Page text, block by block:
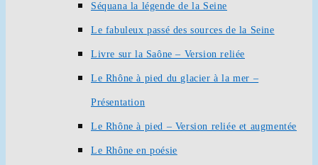
Séquana la légende de la Seine
Le fabuleux passé des sources de la Seine
Livre sur la Saône – Version reliée
Le Rhône à pied du glacier à la mer –
Présentation
Le Rhône à pied – Version reliée et augmentée
Le Rhône en poésie